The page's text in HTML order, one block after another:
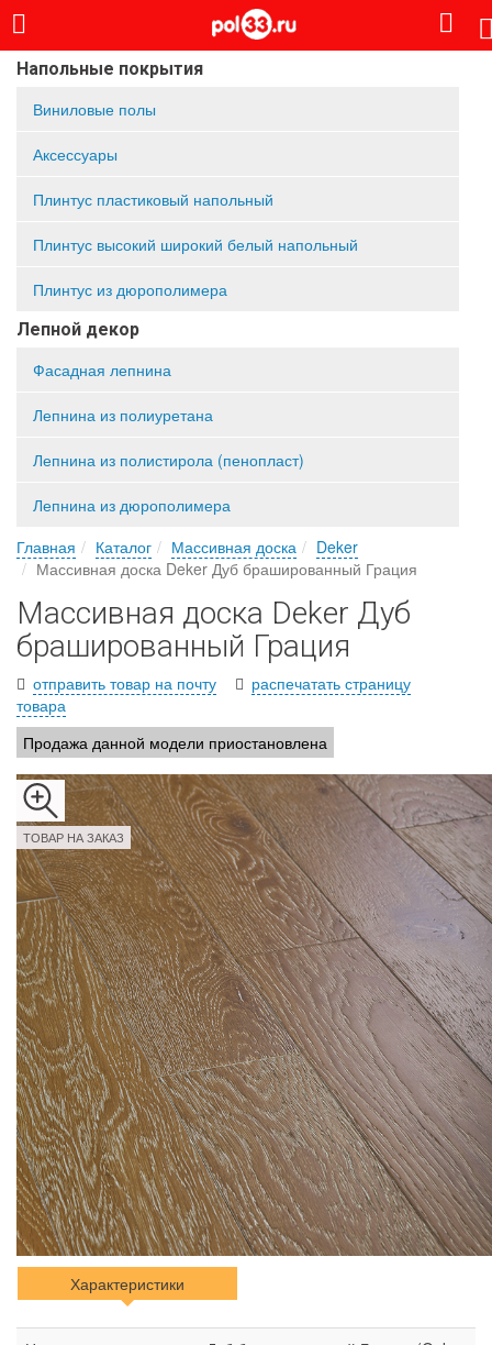
Напольные покрытия
Виниловые полы
Аксессуары
Плинтус пластиковый напольный
Плинтус высокий широкий белый напольный
Плинтус из дюрополимера
Лепной декор
Фасадная лепнина
Лепнина из полиуретана
Лепнина из полистирола (пенопласт)
Лепнина из дюрополимера
Главная
Каталог Массивная доска
Deker
Массивная доска Deker Дуб брашированный Грация
Массивная доска Deker Дуб
брашированный Грация
отправить товар на почту
распечатать страницу
товара
Продажа данной модели приостановлена
ТОВАР НА ЗАКАЗ
Характеристики